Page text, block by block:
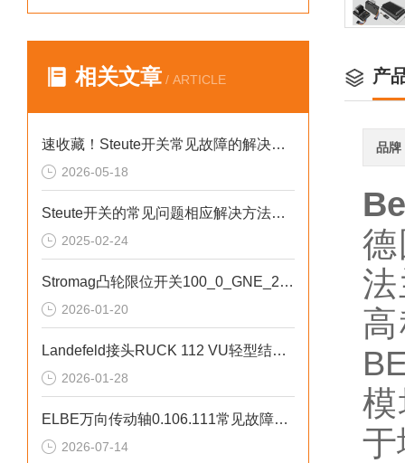
相关文章 / ARTICLE
速收藏！Steute开关常见故障的解决方法分享
2026-05-18
Steute开关的常见问题相应解决方法分享
2025-02-24
Stromag凸轮限位开关100_0_GNE_280_FV用于金属加工行业
2026-01-20
Landefeld接头RUCK 112 VU轻型结构设计
2026-01-28
ELBE万向传动轴0.106.111常见故障处理方法
2026-07-14
产
品牌
于